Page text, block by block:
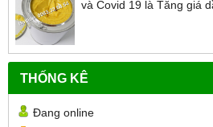
và Covid 19 là Tăng giá
THỐNG KÊ
Đang online